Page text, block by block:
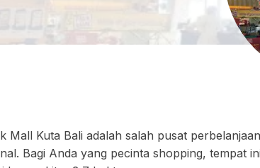
Mall Kuta Bali adalah salah pusat
Bagi Anda yang pecinta shopping, tempat